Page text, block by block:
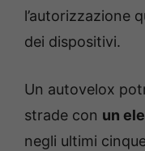
l’autorizzazione
dei dispositivi.
Un autovelox
strade con un
negli ultimi